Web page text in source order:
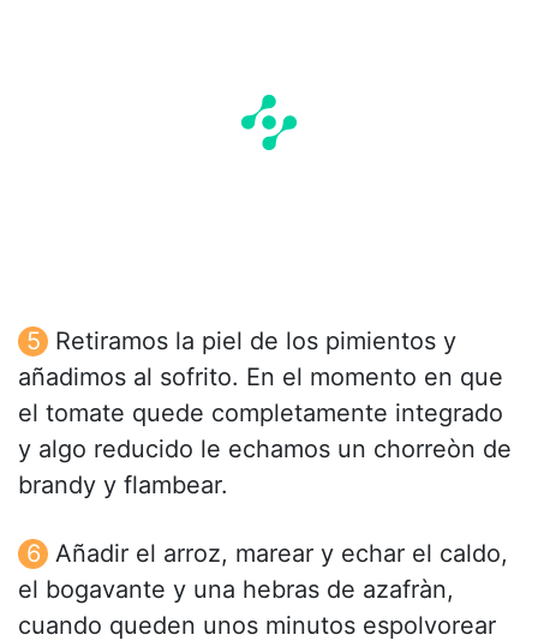
Retiramos la piel de los pimientos y
añadimos al sofrito. En el momento en que
el tomate quede completamente integrado
y algo reducido le echamos un chorreòn de
brandy y flambear.
Añadir el arroz, marear y echar el caldo,
el bogavante y una hebras de azafràn,
cuando queden unos minutos espolvorear